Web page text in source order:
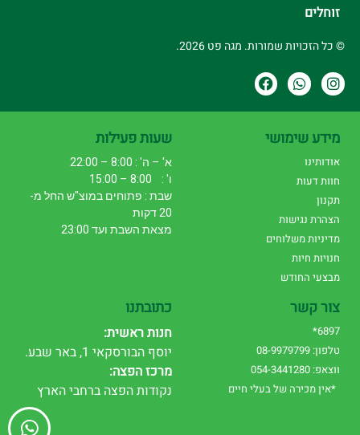
זוחלים
© כל הזכויות שמורות. מגה פט 2026.
מידע שימושי
אודותינו
חוות דעות
תקנון
הצהרת נגישות
מדיניות משלוחים
חנויות חיות
מבצעי החודש
שעות פעילות
א' – ה' : 8:00 – 22:00
ו' : 8:00 – 15:00
שבת : פתוחים במוצ"ש החל מ-
20 דקות
מצאת השבת ועד 23:00
צור קשר
6897*
טלפון: 08-9979799
ווצאפ: 054-3441280
*אין מכירה של בעלי חיים
כתובתנו
חנות ראשית:
יוסף הבורסקאי 1, באר שבע.
מרכז הפצה:
נקודות הפצה ברחבי הארץ